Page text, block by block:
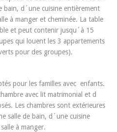
bain, d´une cuisine entièrement
à manger et cheminée. La table
et peut contenir jusqu´à 15
qui louent les 3 appartements
pour des groupes).
pour les familles avec enfants.
avec lit matrimonial et d
Les chambres sont extérieures
salle de bain, d´une cuisine
à manger.